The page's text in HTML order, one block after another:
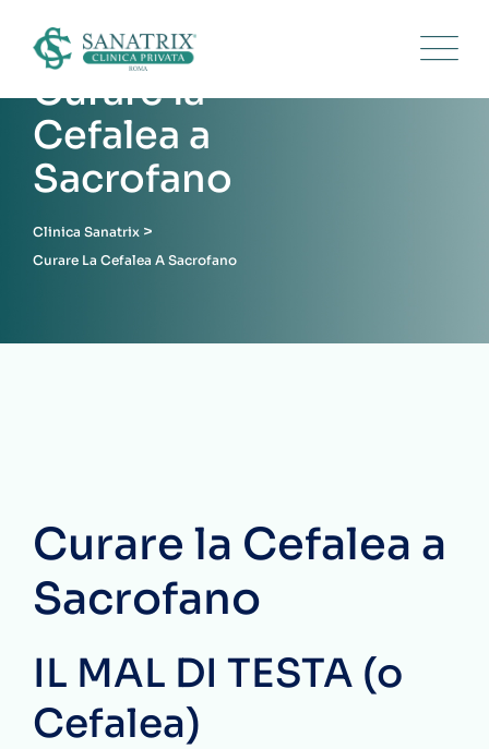
content
Curare la
Cefalea a
Sacrofano
Clinica Sanatrix >
Curare La Cefalea A Sacrofano
Curare la Cefalea a
Sacrofano
IL MAL DI TESTA (o
Cefalea)